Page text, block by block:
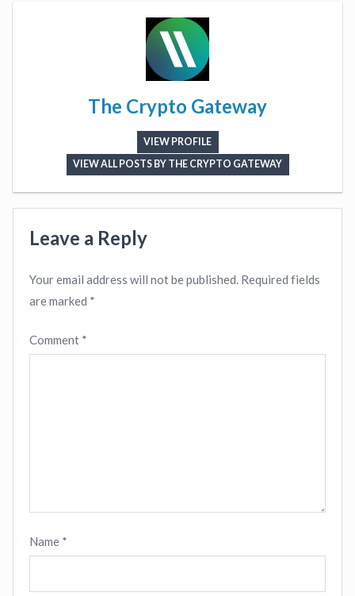
The Crypto Gateway
VIEW PROFILE
VIEW ALL POSTS BY THE CRYPTO GATEWAY
Leave a Reply
Your email address will not be published. Required fields
are marked *
Comment *
Name *